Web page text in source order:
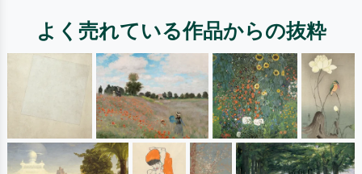
よく売れている作品からの抜粋